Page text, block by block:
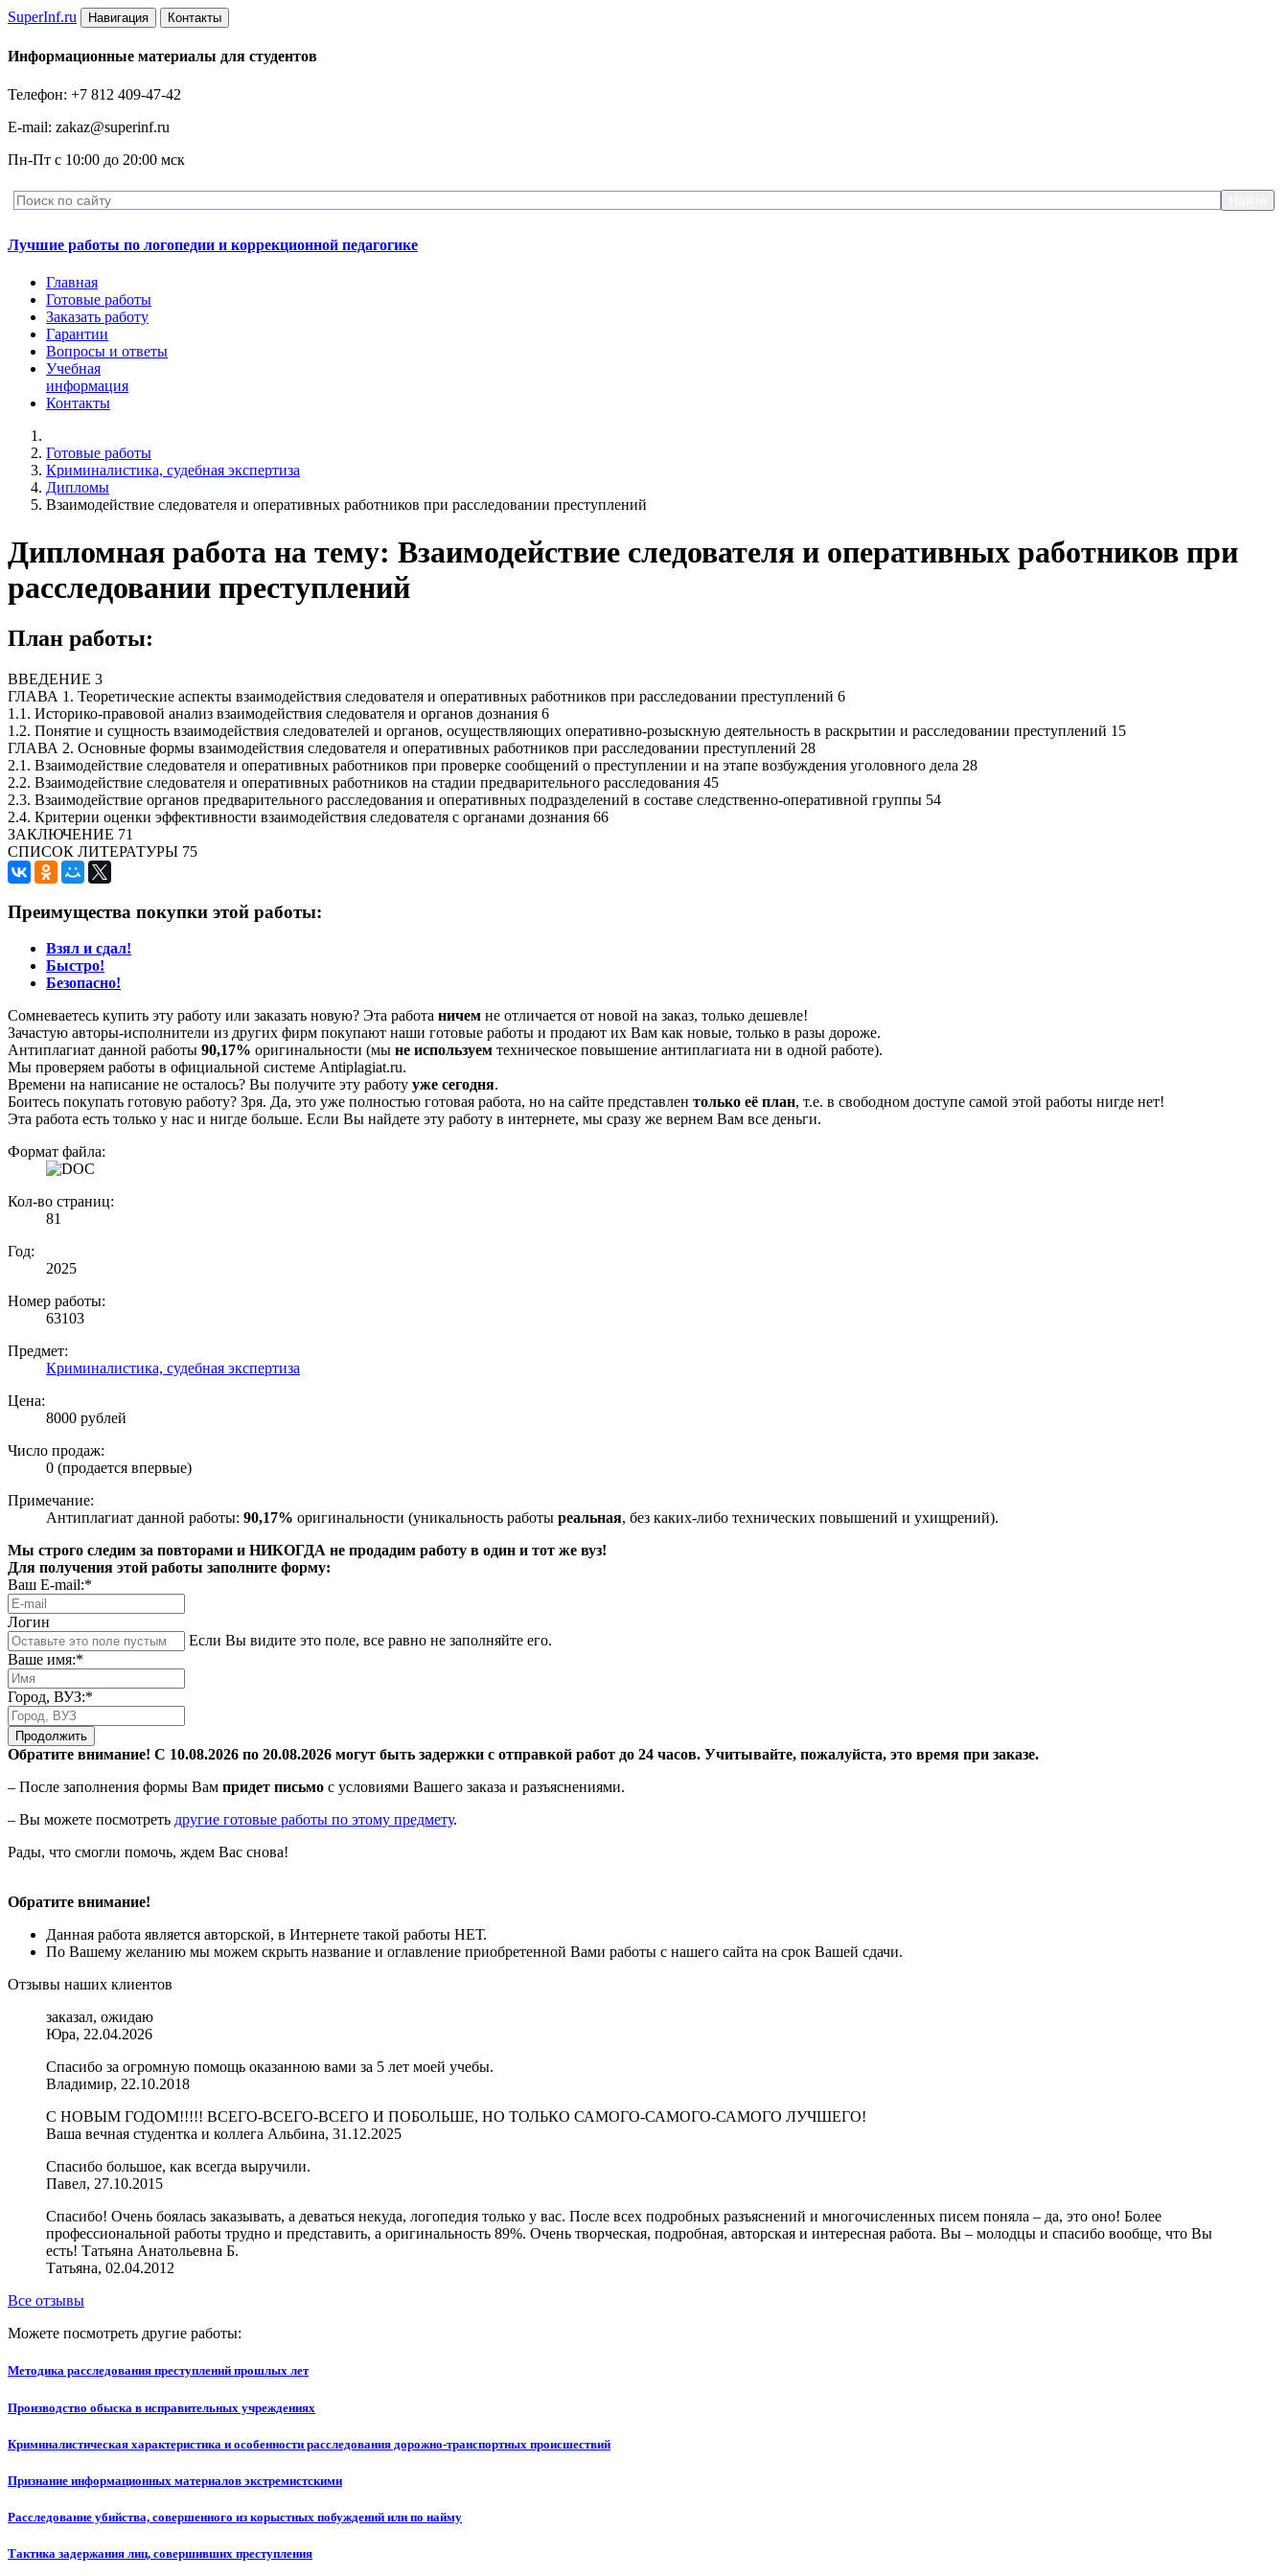
SuperInf.ru Навигация Контакты
Информационные материалы для студентов
Телефон: +7 812 409-47-42
E-mail: zakaz@superinf.ru
Пн-Пт с 10:00 до 20:00 мск
Лучшие работы по логопедии и коррекционной педагогике
Главная
Готовые работы
Заказать работу
Гарантии
Вопросы и ответы
Учебная
информация
Контакты
Готовые работы
Криминалистика, судебная экспертиза
Дипломы
Взаимодействие следователя и оперативных работников при расследовании преступлений
Дипломная работа на тему: Взаимодействие следователя и оперативных работников при
расследовании преступлений
План работы:
ВВЕДЕНИЕ 3
ГЛАВА 1. Теоретические аспекты взаимодействия следователя и оперативных работников при расследовании преступлений 6
1.1. Историко-правовой анализ взаимодействия следователя и органов дознания 6
1.2. Понятие и сущность взаимодействия следователей и органов, осуществляющих оперативно-розыскную деятельность в раскрытии и расследовании преступлений 15
ГЛАВА 2. Основные формы взаимодействия следователя и оперативных работников при расследовании преступлений 28
2.1. Взаимодействие следователя и оперативных работников при проверке сообщений о преступлении и на этапе возбуждения уголовного дела 28
2.2. Взаимодействие следователя и оперативных работников на стадии предварительного расследования 45
2.3. Взаимодействие органов предварительного расследования и оперативных подразделений в составе следственно-оперативной группы 54
2.4. Критерии оценки эффективности взаимодействия следователя с органами дознания 66
ЗАКЛЮЧЕНИЕ 71
СПИСОК ЛИТЕРАТУРЫ 75
Преимущества покупки этой работы:
Взял и сдал!
Быстро!
Безопасно!
Сомневаетесь купить эту работу или заказать новую? Эта работа ничем не отличается от новой на заказ, только дешевле!
Зачастую авторы-исполнители из других фирм покупают наши готовые работы и продают их Вам как новые, только в разы дороже.
Антиплагиат данной работы 90,17% оригинальности (мы не используем техническое повышение антиплагиата ни в одной работе).
Мы проверяем работы в официальной системе Аntiplagiat.ru.
Времени на написание не осталось? Вы получите эту работу уже сегодня.
Боитесь покупать готовую работу? Зря. Да, это уже полностью готовая работа, но на сайте представлен только её план, т.е. в свободном доступе самой этой работы нигде нет!
Эта работа есть только у нас и нигде больше. Если Вы найдете эту работу в интернете, мы сразу же вернем Вам все деньги.
Формат файла:
Кол-во страниц:
81
Год:
2025
Номер работы:
63103
Предмет:
Криминалистика, судебная экспертиза
Цена:
8000 рублей
Число продаж:
0 (продается впервые)
Примечание:
Антиплагиат данной работы: 90,17% оригинальности (уникальность работы реальная, без каких-либо технических повышений и ухищрений).
Мы строго следим за повторами и НИКОГДА не продадим работу в один и тот же вуз!
Для получения этой работы заполните форму:
Ваш E-mail:*
Логин
Если Вы видите это поле, все равно не заполняйте его.
Ваше имя:*
Город, ВУЗ:*
Продолжить
Обратите внимание! С 10.08.2026 по 20.08.2026 могут быть задержки с отправкой работ до 24 часов. Учитывайте, пожалуйста, это время при заказе.
– После заполнения формы Вам придет письмо с условиями Вашего заказа и разъяснениями.
– Вы можете посмотреть другие готовые работы по этому предмету.
Рады, что смогли помочь, ждем Вас снова!
Обратите внимание!
Данная работа является авторской, в Интернете такой работы НЕТ.
По Вашему желанию мы можем скрыть название и оглавление приобретенной Вами работы с нашего сайта на срок Вашей сдачи.
Отзывы наших клиентов
заказал, ожидаю
Юра, 22.04.2026
Спасибо за огромную помощь оказанною вами за 5 лет моей учебы.
Владимир, 22.10.2018
С НОВЫМ ГОДОМ!!!!! ВСЕГО-ВСЕГО-ВСЕГО И ПОБОЛЬШЕ, НО ТОЛЬКО САМОГО-САМОГО-САМОГО ЛУЧШЕГО!
Ваша вечная студентка и коллега Альбина, 31.12.2025
Спасибо большое, как всегда выручили.
Павел, 27.10.2015
Спасибо! Очень боялась заказывать, а деваться некуда, логопедия только у вас. После всех подробных разъяснений и многочисленных писем поняла – да, это оно! Более
профессиональной работы трудно и представить, а оригинальность 89%. Очень творческая, подробная, авторская и интересная работа. Вы – молодцы и спасибо вообще, что Вы
есть! Татьяна Анатольевна Б.
Татьяна, 02.04.2012
Все отзывы
Можете посмотреть другие работы:
Методика расследования преступлений прошлых лет
Производство обыска в исправительных учреждениях
Криминалистическая характеристика и особенности расследования дорожно-транспортных происшествий
Признание информационных материалов экстремистскими
Расследование убийства, совершенного из корыстных побуждений или по найму
Тактика задержания лиц, совершивших преступления